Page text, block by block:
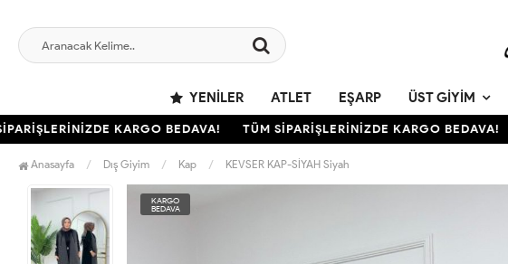
YENILER ATLET EŞARP ÜST GIYIM
KARGO BEDAVA! TÜM SİPARİŞLERİNİZDE KARGO BEDAVA!
Anasayfa Dış Giyim Kap KEVSER KAP-SİYAH Siyah
KARGO
BEDAVA